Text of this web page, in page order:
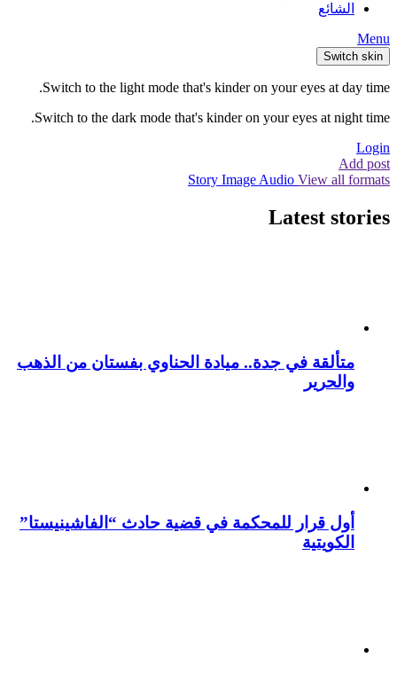
الشائع
Menu
Switch skin
Switch to the light mode that's kinder on your eyes at day time.
Switch to the dark mode that's kinder on your eyes at night time.
Login
Add post
Story Image Audio View all formats
Latest stories
متألقة في جدة.. ميادة الحناوي بفستان من الذهب
والحرير
أول قرار للمحكمة في قضية حادث “الفاشينيستا”
الكويتية